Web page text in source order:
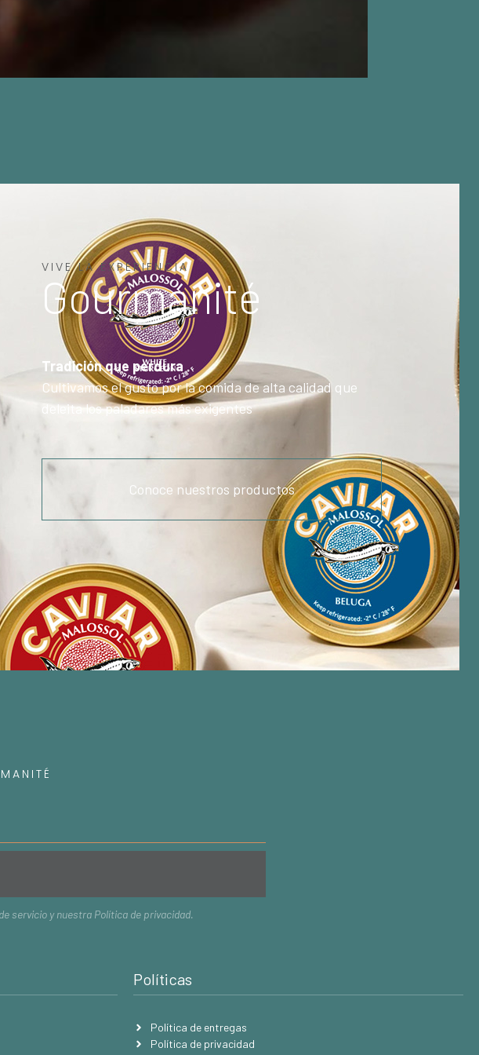
VIVE LA EXPERIENCIA
Gourmanité
Tradición que perdura
Cultivamos el gusto por la comida de alta calidad que
deleita los paladares más exigentes
Conoce nuestros productos
servicio y nuestra Política de privacidad.
Políticas
Política de entregas
Política de privacidad